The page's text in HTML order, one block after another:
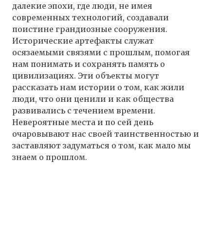
далекие эпохи, где люди, не имея
современных технологий, создавали
поистине грандиозные сооружения.
Исторические артефакты служат
осязаемыми связями с прошлым, помогая
нам понимать и сохранять память о
цивилизациях. Эти объекты могут
рассказать нам истории о том, как жили
люди, что они ценили и как общества
развивались с течением времени.
Невероятные места и по сей день
очаровывают нас своей таинственностью и
заставляют задуматься о том, как мало мы
знаем о прошлом.